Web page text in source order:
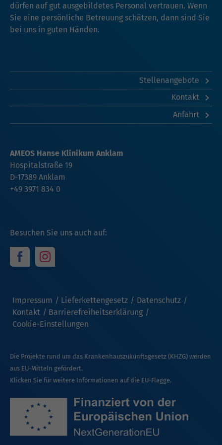
dürfen auf gut ausgebildetes Personal vertrauen. Wenn
Sie eine persönliche Betreuung schätzen, dann sind Sie
bei uns in guten Händen.
Stellenangebote
Kontakt
Anfahrt
Besuchen Sie uns auch auf:
Impressum Lieferkettengesetz
Datenschutz
Kontakt
Barrierefreiheitserklärung
Cookie-Einstellungen
AMEOS Hanse Klinikum Anklam
Hospitalstraße 19
D-17389 Anklam
+49 3971 834 0
Die Projekte rund um das Krankenhauszukunftsgesetz (KHZG) werden
aus EU-Mitteln gefördert.
Klicken Sie für weitere Informationen auf die EU-Flagge.